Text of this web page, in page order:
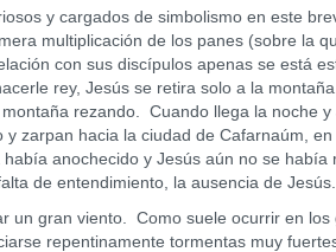
y cargados de simbolismo en este
multiplicación de los panes (sobre la
con sus discípulos apenas se está
rey, Jesús se retira solo a la
rezando. Cuando llega la noche
zarpan hacia la ciudad de Cafarnaúm,
anochecido y Jesús aún no se
de entendimiento, la ausencia de
viento. Como suele ocurrir en los
repentinamente tormentas muy